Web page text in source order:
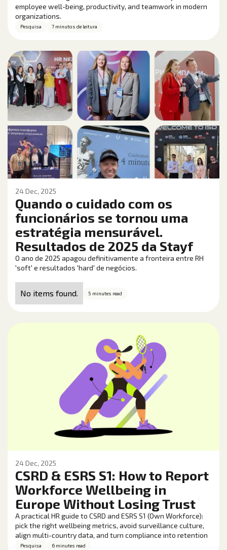
employee well-being, productivity, and teamwork in modern
organizations.
Pesquisa 7 minutos de leitura
24 Dec, 2025
Quando o cuidado com os
funcionários se tornou uma
estratégia mensurável.
Resultados de 2025 da Stayf
O ano de 2025 apagou definitivamente a fronteira entre RH
'soft' e resultados 'hard' de negócios.
No items found. 5 minutes read
24 Dec, 2025
CSRD & ESRS S1: How to Report
Workforce Wellbeing in
Europe Without Losing Trust
A practical HR guide to CSRD and ESRS S1 (Own Workforce):
pick the right wellbeing metrics, avoid surveillance culture,
align multi-country data, and turn compliance into retention
and performance gains.
Pesquisa 6 minutes read